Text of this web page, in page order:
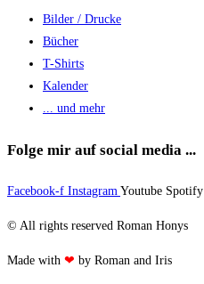
Bilder / Drucke
Bücher
T-Shirts
Kalender
... und mehr
Folge mir auf social media ...
Facebook-f Instagram Youtube Spotify
© All rights reserved Roman Honys
Made with ❤ by Roman and Iris